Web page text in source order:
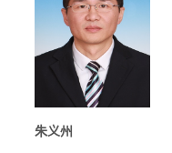
朱义州